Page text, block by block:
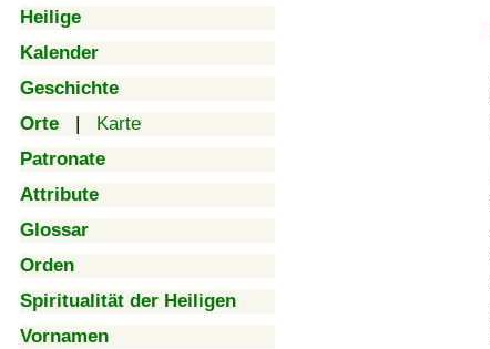
Heilige
Kalender
Geschichte
Orte | Karte
Patronate
Attribute
Glossar
Orden
Spiritualität der Heiligen
Vornamen